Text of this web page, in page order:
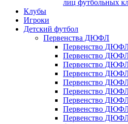
лиц футбольных
Клубы
Игроки
Детский футбол
Первенства ДЮФЛ
Первенство ДЮФЛ
Первенство
Первенство ДЮФЛ
Первенство
Первенство
Первенство
Первенство
Первенство
Первенство